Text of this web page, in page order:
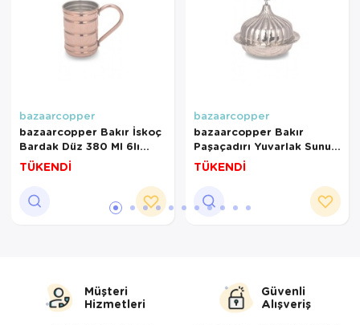
bazaarcopper
bazaarcopper Bakır İskoç
Bardak Düz 380 Ml 6lı
Takım Kırmızı
bazaarcopper0489-61
TÜKENDİ
bazaarcopper
bazaarcopper Bakır
Paşaçadırı Yuvarlak Sunum
Tabağı 30 Cm El Dövme
Nikel bazaarcopper9058-
TÜKENDİ
Müşteri
Hizmetleri
Güvenli
Alışveriş